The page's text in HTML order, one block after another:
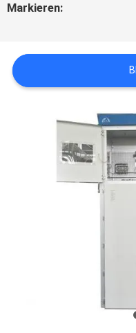
VERBINDUNG
NACHRICHTEN
SIE EIN
ZITAT
Markieren: